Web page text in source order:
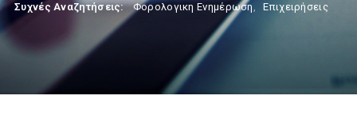
Συχνές Αναζητήσεις: Φορολογικη Ενημέρωση, Επιχειρήσεις